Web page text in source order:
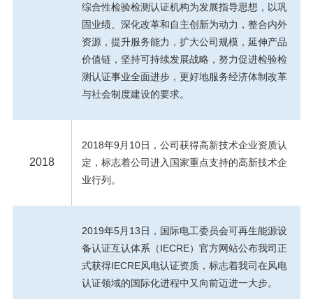
综合性检验检测认证机构为发展指导思想，以巩
固业绩、深化改革和自主创新为动力，整合内外
资源，提升服务能力，扩大公司规模，延伸产品
价值链，坚持可持续发展战略，努力促进检验检
测认证事业全面进步，更好地服务经济体制改革
与社会制度建设的要求。
2018
2018年9月10日，公司获得高新技术企业资质认
定，标志着公司进入国家重点支持的高新技术企
业行列。
2019年5月13日，国际电工委员会可再生能源设
备认证互认体系（IECRE）官方网站公布我司正
式获得IECRE风电认证资质，标志着我司在风电
认证领域的国际化进程中又向前迈进一大步。